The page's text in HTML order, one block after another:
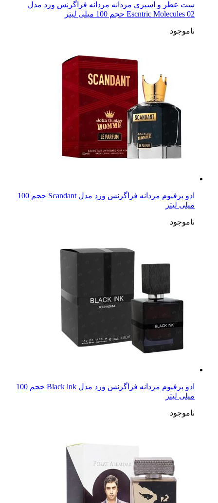
ست عطر و اسپری مردانه مردانه فراگرنس ورد مدل
Escntric Molecules 02 حجم 100 میلی لیتر
ناموجود
ادو پرفیوم مردانه فراگرنس ورد مدل Scandant حجم 100
میلی لیتر
ناموجود
ادو پرفیوم مردانه فراگرنس ورد مدل Black ink حجم 100
میلی لیتر
ناموجود